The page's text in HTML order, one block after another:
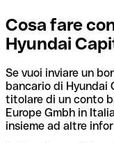
Cosa fare
Hyundai
Se vuoi inviare un
bancario di Hyundai
titolare di un conto
Europe Gmbh in
insieme ad altre